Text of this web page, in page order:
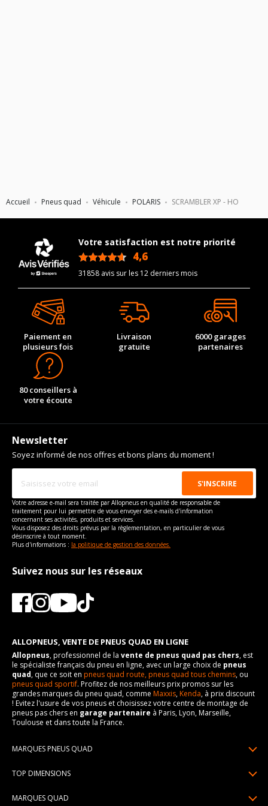
Accueil Pneus quad Véhicule POLARIS SCRAMBLER XP - HO
Votre satisfaction est notre priorité
4,6
31858 avis sur les 12 derniers mois
Paiement en
plusieurs fois
Livraison
gratuite
6000 garages
partenaires
80 conseillers à
votre écoute
Newsletter
Soyez informé de nos offres et bons plans du moment !
Votre adresse e-mail sera traitée par Allopneus en qualité de responsable de
traitement pour lui permettre de vous envoyer des e-mails d'information
concernant ses activités, produits et services.
Vous disposez des droits prévus par la règlementation, en particulier de vous
désinscrire à tout moment.
Plus d'informations : la politique de gestion des données.
Suivez nous sur les réseaux
ALLOPNEUS, VENTE DE PNEUS QUAD EN LIGNE
Allopneus, professionnel de la vente de pneus quad pas chers, est
le spécialiste français du pneu en ligne, avec un large choix de pneus
quad, que ce soit en pneus quad route,pneus quad tous chemins, ou
pneus quad sportif. Profitez de nos meilleurs prix promos sur les
grandes marques du pneu quad, comme Maxxis,Kenda, à prix discount
! Evitez l'usure de vos pneus et choisissez votre centre de montage de
pneus pas chers en garage partenaire à Paris, Lyon, Marseille,
Toulouse et dans toute la France.
MARQUES PNEUS QUAD
Pneus BKT
TOP DIMENSIONS
MARQUES QUAD